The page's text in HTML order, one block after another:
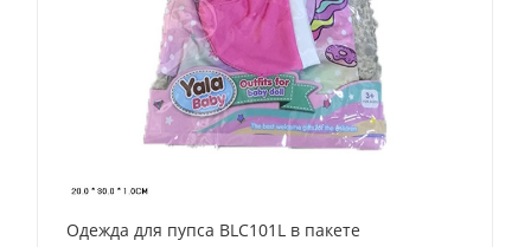
Одежда для пупса BLC101L в пакете